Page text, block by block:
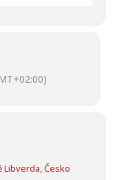
Libverda, Česko